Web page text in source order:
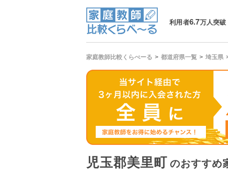
利用者6.7万人突破
家庭教師比較くらべーる 都道府県一覧 埼玉県
児玉郡美里町 のおすすめ